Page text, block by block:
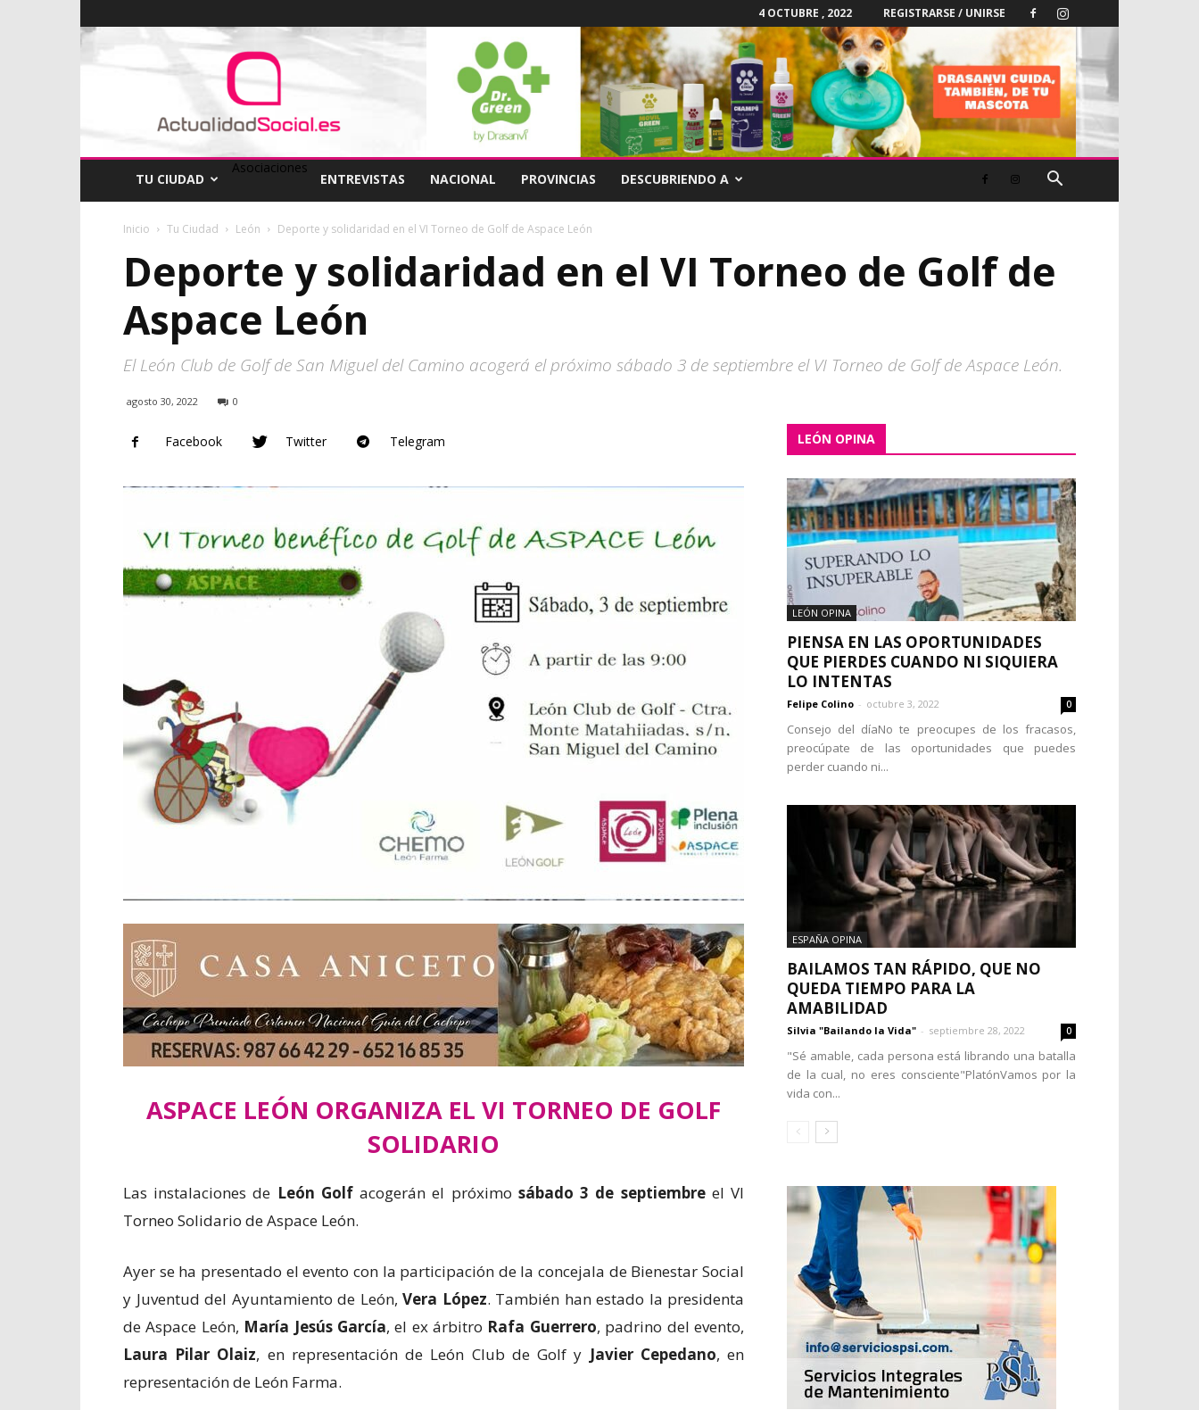
4 OCTUBRE , 2022 REGISTRARSE / UNIRSE
ActualidadSocial
TU CIUDAD
Asociaciones
ENTREVISTAS NACIONAL PROVINCIAS DESCUBRIENDO A
Inicio Tu Ciudad León Deporte y solidaridad en el VI Torneo de Golf de Aspace León
Deporte y solidaridad en el VI Torneo de Golf de
Aspace León
El León Club de Golf de San Miguel del Camino acogerá el próximo sábado 3 de septiembre el VI Torneo de Golf de Aspace León.
agosto 30, 2022 0
Facebook Twitter Telegram
ASPACE LEÓN ORGANIZA EL VI TORNEO DE GOLF
SOLIDARIO
Las instalaciones de León Golfacogerán el próximo sábado 3 de septiembreel VI
Torneo Solidario de Aspace León.
Ayer se ha presentado el evento con la participación de la concejala de Bienestar Social
y Juventud del Ayuntamiento de León, Vera López. También han estado la presidenta
de Aspace León, María Jesús García, el ex árbitro Rafa Guerrero, padrino del evento,
Laura Pilar Olaiz, en representación de León Club de Golf y Javier Cepedano, en
representación de León Farma.
LEÓN OPINA
LEÓN OPINA
PIENSA EN LAS OPORTUNIDADES
QUE PIERDES CUANDO NI SIQUIERA
LO INTENTAS
Felipe Colino - octubre 3, 2022 0
Consejo del díaNo te preocupes de los fracasos,
preocúpate de las oportunidades que puedes
perder cuando ni...
ESPAÑA OPINA
BAILAMOS TAN RÁPIDO, QUE NO
QUEDA TIEMPO PARA LA
AMABILIDAD
Silvia "Bailando la Vida" - septiembre 28, 2022 0
"Sé amable, cada persona está librando una batalla
de la cual, no eres consciente"PlatónVamos por la
vida con...